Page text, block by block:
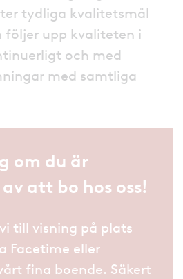
tydliga kvalitetsmål
följer upp kvaliteten i
och med
med samtliga
om du är
att bo hos oss!
till visning på plats
Facetime eller
fina boende. Säkert